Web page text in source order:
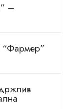
–
“Фармер”